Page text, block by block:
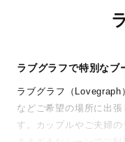
ラブグラフで特別なブ
ラブグラフ（Lovegraph
などご希望の場所に出
す。カップルやご夫婦